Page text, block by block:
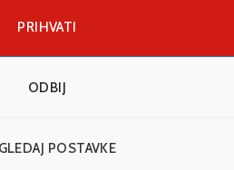
PRIHVATI
ODBIJ
POSTAVKE